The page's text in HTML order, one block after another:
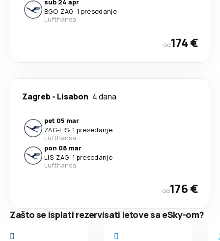
sub 24 apr
BGO-ZAG· 1 presedanje
Lufthansa
od174 €
Zagreb- Lisabon 4 dana
pet 05 mar
ZAG-LIS· 1 presedanje
Lufthansa
pon 08 mar
LIS-ZAG· 1 presedanje
Lufthansa
od176 €
Zašto se isplati rezervisati letove sa eSky-om?